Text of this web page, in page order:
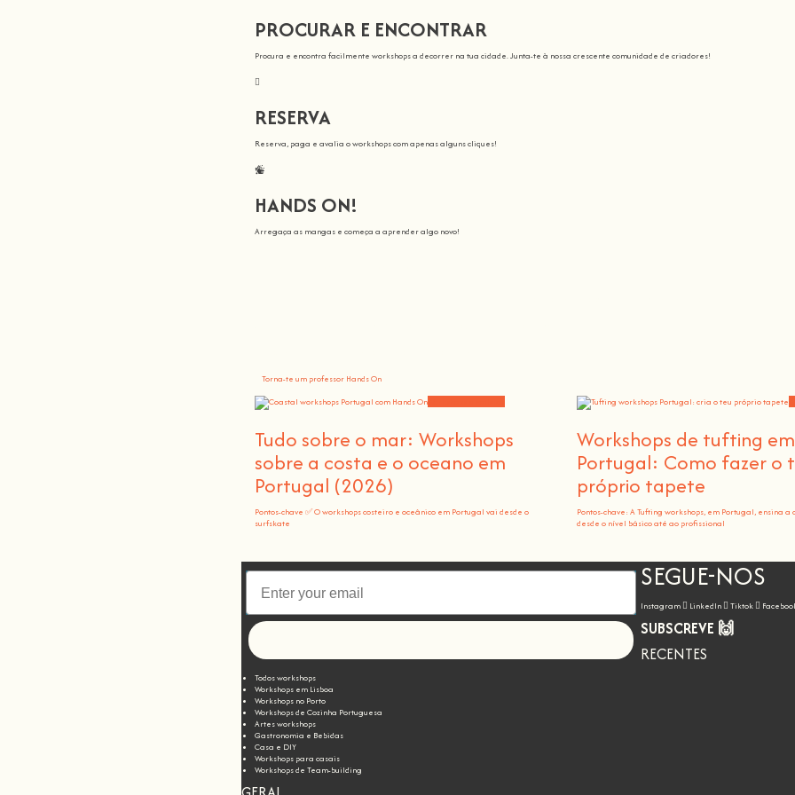
PROCURAR E ENCONTRAR
Procura e encontra facilmente workshops a decorrer na tua cidade. Junta-te à nossa crescente comunidade de criadores!
RESERVA
Reserva, paga e avalia o workshops com apenas alguns cliques!
HANDS ON!
Arregaça as mangas e começa a aprender algo novo!
Torna-te um professor Hands On
Tudo sobre o mar: Workshops
sobre a costa e o oceano em
Portugal (2026)
Pontos-chave ✅ O workshops costeiro e oceânico em Portugal vai desde o
surfskate
Workshops de tufting em
Portugal: Como fazer o
próprio tapete
Pontos-chave: A Tufting workshops, em Portugal, ensina
desde o nível básico até ao profissional
SEGUE-NOS
Instagram LinkedIn Tiktok
SUBSCREVE 🙌
RECENTES
Todos workshops
Workshops em Lisboa
Workshops no Porto
Workshops de Cozinha Portuguesa
Artes workshops
Gastronomia e Bebidas
Casa e DIY
Workshops para casais
Workshops de Team-building